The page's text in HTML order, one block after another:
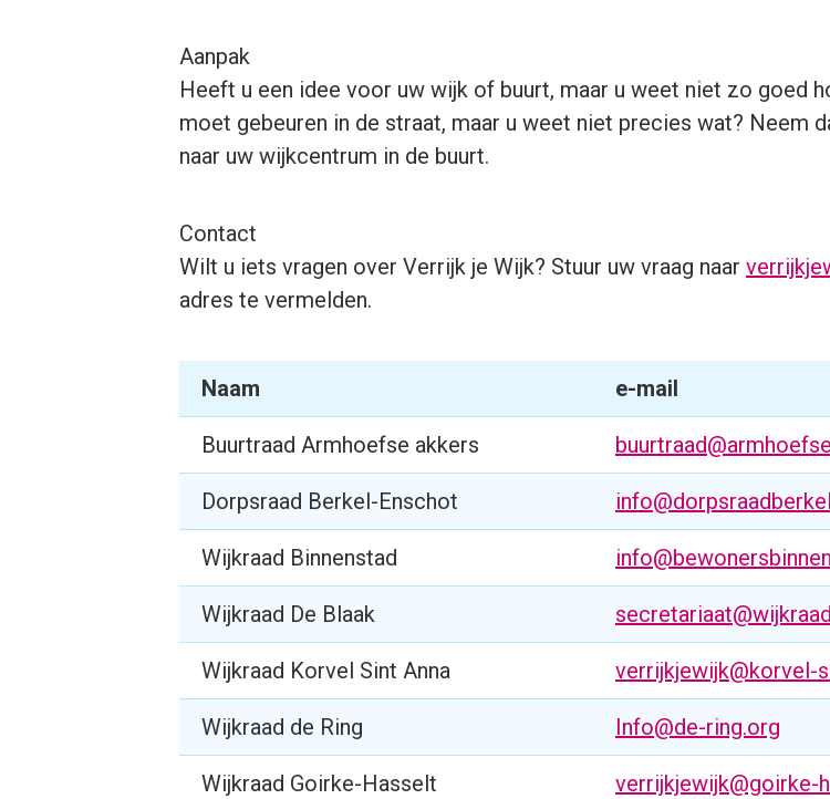
Aanpak
Heeft u een idee voor uw wijk of buurt, maar u weet niet zo goed
moet gebeuren in de straat, maar u weet niet precies wat? Neem
naar uw wijkcentrum in de buurt.
Contact
Wilt u iets vragen over Verrijk je Wijk? Stuur uw vraag naar
adres te vermelden.
Naam e-mail
Buurtraad Armhoefse akkers
Dorpsraad Berkel-Enschot
Wijkraad Binnenstad
Wijkraad De Blaak
Wijkraad Korvel Sint Anna verrijkjewijk@korvel-
Wijkraad de Ring Info@de-ring.org
Wijkraad Goirke-Hasselt
verrijkjewijk@goirke-